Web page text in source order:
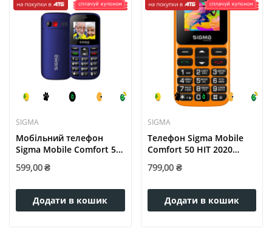
SIGMA
Мобільний телефон
Sigma Mobile Comfort 50
599,00 ₴
Додати в кошик
SIGMA
Телефон Sigma Mobile
Comfort 50 HIT 2020
799,00 ₴
Додати в кошик